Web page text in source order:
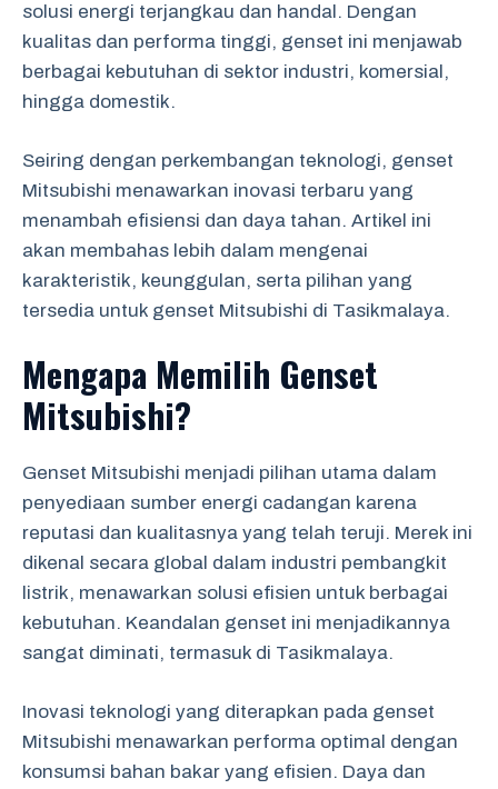
solusi energi terjangkau dan handal. Dengan
kualitas dan performa tinggi, genset ini menjawab
berbagai kebutuhan di sektor industri, komersial,
hingga domestik.
Seiring dengan perkembangan teknologi, genset
Mitsubishi menawarkan inovasi terbaru yang
menambah efisiensi dan daya tahan. Artikel ini
akan membahas lebih dalam mengenai
karakteristik, keunggulan, serta pilihan yang
tersedia untuk genset Mitsubishi di Tasikmalaya.
Mengapa Memilih Genset
Mitsubishi?
Genset Mitsubishi menjadi pilihan utama dalam
penyediaan sumber energi cadangan karena
reputasi dan kualitasnya yang telah teruji. Merek ini
dikenal secara global dalam industri pembangkit
listrik, menawarkan solusi efisien untuk berbagai
kebutuhan. Keandalan genset ini menjadikannya
sangat diminati, termasuk di Tasikmalaya.
Inovasi teknologi yang diterapkan pada genset
Mitsubishi menawarkan performa optimal dengan
konsumsi bahan bakar yang efisien. Daya dan